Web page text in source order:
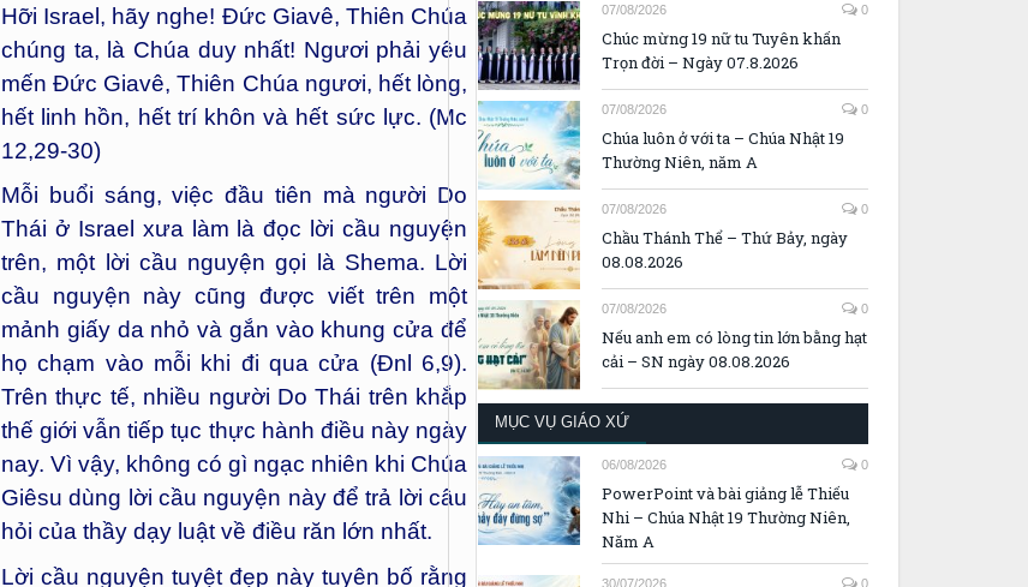
Hỡi Israel, hãy nghe! Đức Giavê, Thiên Chúa
chúng ta, là Chúa duy nhất! Ngươi phải yêu
mến Đức Giavê, Thiên Chúa ngươi, hết lòng,
hết linh hồn, hết trí khôn và hết sức lực. (Mc
12,29-30)
Mỗi buổi sáng, việc đầu tiên mà người Do
Thái ở Israel xưa làm là đọc lời cầu nguyện
trên, một lời cầu nguyện gọi là Shema. Lời
cầu nguyện này cũng được viết trên một
mảnh giấy da nhỏ và gắn vào khung cửa để
họ chạm vào mỗi khi đi qua cửa (Đnl 6,9).
Trên thực tế, nhiều người Do Thái trên khắp
thế giới vẫn tiếp tục thực hành điều này ngày
nay. Vì vậy, không có gì ngạc nhiên khi Chúa
Giêsu dùng lời cầu nguyện này để trả lời câu
hỏi của thầy dạy luật về điều răn lớn nhất.
Lời cầu nguyện tuyệt đẹp này tuyên bố rằng
07/08/2026 0
Chúc mừng 19 nữ tu Tuyên khấn
Trọn đời – Ngày 07.8.2026
07/08/2026 0
Chúa luôn ở với ta – Chúa Nhật 19
Thường Niên, năm A
07/08/2026 0
Chầu Thánh Thể – Thứ Bảy, ngày
08.08.2026
07/08/2026 0
Nếu anh em có lòng tin lớn bằng hạt
cải – SN ngày 08.08.2026
MỤC VỤ GIÁO XỨ
06/08/2026 0
PowerPoint và bài giảng lễ Thiếu
Nhi – Chúa Nhật 19 Thường Niên,
Năm A
30/07/2026 0